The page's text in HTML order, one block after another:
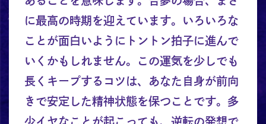
に最高の時期を迎えています。いろいろな
ことが面白いようにトントン拍子に進んで
いくかもしれません。この運気を少しでも
長くキープするコツは、あなた自身が前向
きで安定した精神状態を保つことです。多
少イヤなことが起こっても、逆転の発想で